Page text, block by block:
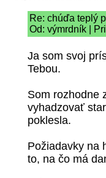
Re: chúďa teplý
Od: výmrdník |
Ja som svoj
Tebou.
Som rozhodne
vyhadzovať
poklesla.
Požiadavky na
to, na čo má